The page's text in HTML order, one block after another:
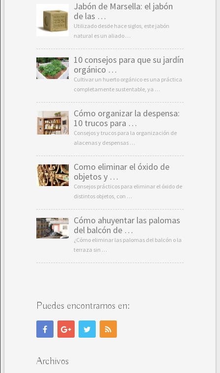
Jabón de Marsella: el jabón
de las …
Utilizado desde hace siglos, este jabón
natural es un aliado …
10 consejos para que su jardín
orgánico …
Cultivar un huerto orgánico es una práctica
completamente sustentable, ya …
Cómo organizar la despensa:
10 trucos para …
Consejos y trucos para la organización de
alacenas y despensas …
Como eliminar el óxido de
objetos y …
Consejos prácticos para eliminar el óxido de
distintos objetos, con …
Cómo ahuyentar las palomas
del balcón de …
¿Cómo eliminar las palomas del balcón o la
terraza sin …
Puedes encontrarnos en:
Archivos